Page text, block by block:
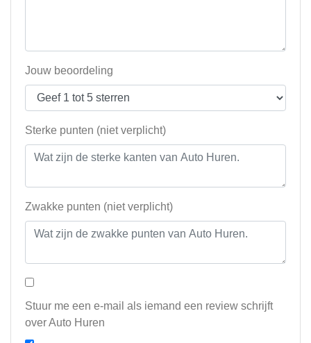
Jouw beoordeling
Sterke punten (niet verplicht)
Zwakke punten (niet verplicht)
Stuur me een e-mail als iemand een review schrijft
over Auto Huren